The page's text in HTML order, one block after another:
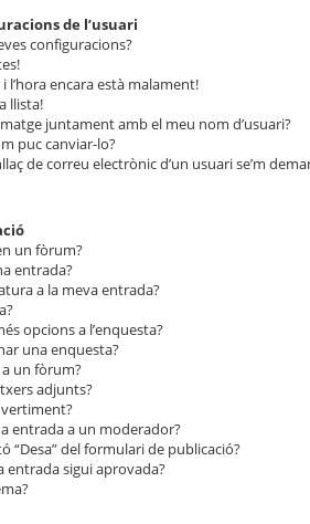
de l’usuari
configuracions?
l’hora encara està malament!
llista!
juntament amb el meu nom d’usuari?
puc canviar-lo?
de correu electrònic d’un usuari se’m
un fòrum?
entrada?
a la meva entrada?
opcions a l’enquesta?
una enquesta?
un fòrum?
adjunts?
entrada a un moderador?
“Desa” del formulari de publicació?
entrada sigui aprovada?